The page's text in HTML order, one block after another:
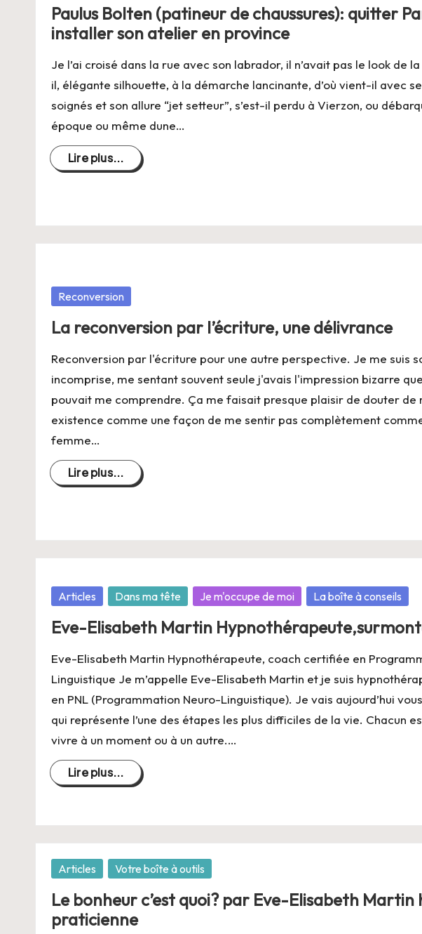
Paulus Bolten (patineur de chaussures): quitter
installer son atelier en province
Je l’ai croisé dans la rue avec son labrador, il n’avait pas le look de
il, élégante silhouette, à la démarche lancinante, d’où vient-il avec
soignés et son allure “jet setteur”, s’est-il perdu à Vierzon, ou
époque ou même dune…
Lire plus...
Posté
Reconversion
La reconversion par l’écriture, une délivrance
Reconversion par l'écriture pour une autre perspective. Je me suis
incomprise, me sentant souvent seule j'avais l'impression bizarre
pouvait me comprendre. Ça me faisait presque plaisir de douter de
existence comme une façon de me sentir pas complètement
femme…
Lire plus...
Posté
Articles Dans ma tête Je m'occupe de moi La boîte à conseils
Eve-Elisabeth Martin
Eve-Elisabeth Martin Hypnothérapeute, coach certifiée en
Linguistique Je m’appelle Eve-Elisabeth Martin et je suis
en PNL (Programmation Neuro-Linguistique). Je vais aujourd’hui
qui représente l’une des étapes les plus difficiles de la vie. Chacun
vivre à un moment ou à un autre.…
Lire plus...
Posté
Articles Votre boîte à outils
Le bonheur c’est quoi? par Eve-Elisabeth Martin
praticienne